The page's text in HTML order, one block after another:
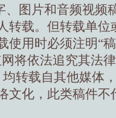
、图片和音频视频
转载。但转载单位
使用时必须注明“
将依法追究其法
转载自其他媒体
文化，此类稿件不